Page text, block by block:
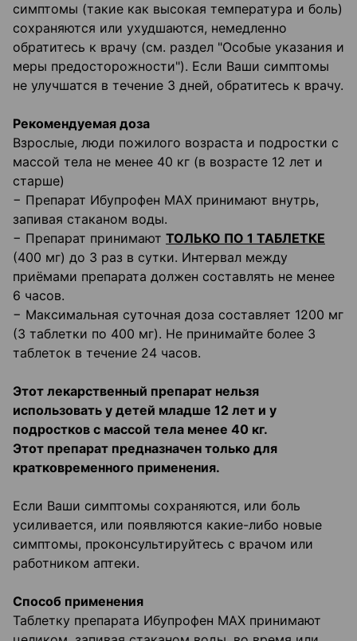
симптомы (такие как высокая температура и боль)
сохраняются или ухудшаются, немедленно
обратитесь к врачу (см. раздел "Особые указания и
меры предосторожности"). Если Ваши симптомы
не улучшатся в течение 3 дней, обратитесь к врачу.
Рекомендуемая доза
Взрослые, люди пожилого возраста и подростки с
массой тела не менее 40 кг (в возрасте 12 лет и
старше)
− Препарат Ибупрофен МАХ принимают внутрь,
запивая стаканом воды.
− Препарат принимают ТОЛЬКО ПО 1 ТАБЛЕТКЕ
(400 мг) до 3 раз в сутки. Интервал между
приёмами препарата должен составлять не менее
6 часов.
− Максимальная суточная доза составляет 1200 мг
(3 таблетки по 400 мг). Не принимайте более 3
таблеток в течение 24 часов.
Этот лекарственный препарат нельзя
использовать у детей младше 12 лет и у
подростков с массой тела менее 40 кг.
Этот препарат предназначен только для
кратковременного применения.
Если Ваши симптомы сохраняются, или боль
усиливается, или появляются какие-либо новые
симптомы, проконсультируйтесь с врачом или
работником аптеки.
Способ применения
Таблетку препарата Ибупрофен МАХ принимают